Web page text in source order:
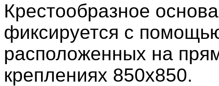
Крестообразное
фиксируется с
расположенных на
креплениях 850х850.